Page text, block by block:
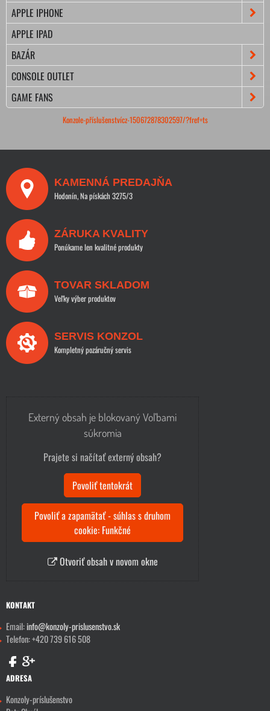
APPLE IPHONE
APPLE IPAD
BAZÁR
CONSOLE OUTLET
GAME FANS
Konzole-příslušenstvícz-150672878302597/?fref=ts
KAMENNÁ PREDAJŇA
Hodonín, Na pískách 3275/3
ZÁRUKA KVALITY
Ponúkame len kvalitné produkty
TOVAR SKLADOM
Veľky výber produktov
SERVIS KONZOL
Kompletný pozáručný servis
Externý obsah je blokovaný Voľbami
súkromia
Prajete si načítať externý obsah?
Povoliť tentokrát
Povoliť a zapamätať - súhlas s druhom
cookie: Funkčné
Otvoriť obsah v novom okne
KONTAKT
Email:info@konzoly-prislusenstvo.sk
Telefon: +420 739 616 508
ADRESA
Konzoly-príslušenstvo